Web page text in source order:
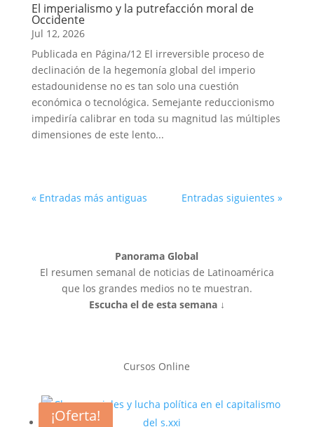
El imperialismo y la putrefacción moral de
Occidente
Jul 12, 2026
Publicada en Página/12 El irreversible proceso de
declinación de la hegemonía global del imperio
estadounidense no es tan solo una cuestión
económica o tecnológica. Semejante reduccionismo
impediría calibrar en toda su magnitud las múltiples
dimensiones de este lento...
« Entradas más antiguas Entradas siguientes »
Panorama Global
El resumen semanal de noticias de Latinoamérica
que los grandes medios no te muestran.
Escucha el de esta semana ↓
Cursos Online
¡Oferta!